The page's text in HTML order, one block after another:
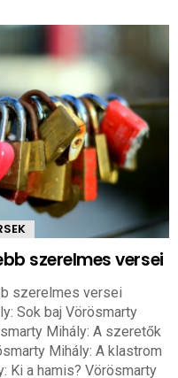
szerelmes versei
szerelmes versei
Sok baj Vörösmarty
Mihály: A szeretők
Mihály: A klastrom
Ki a hamis? Vörösmarty